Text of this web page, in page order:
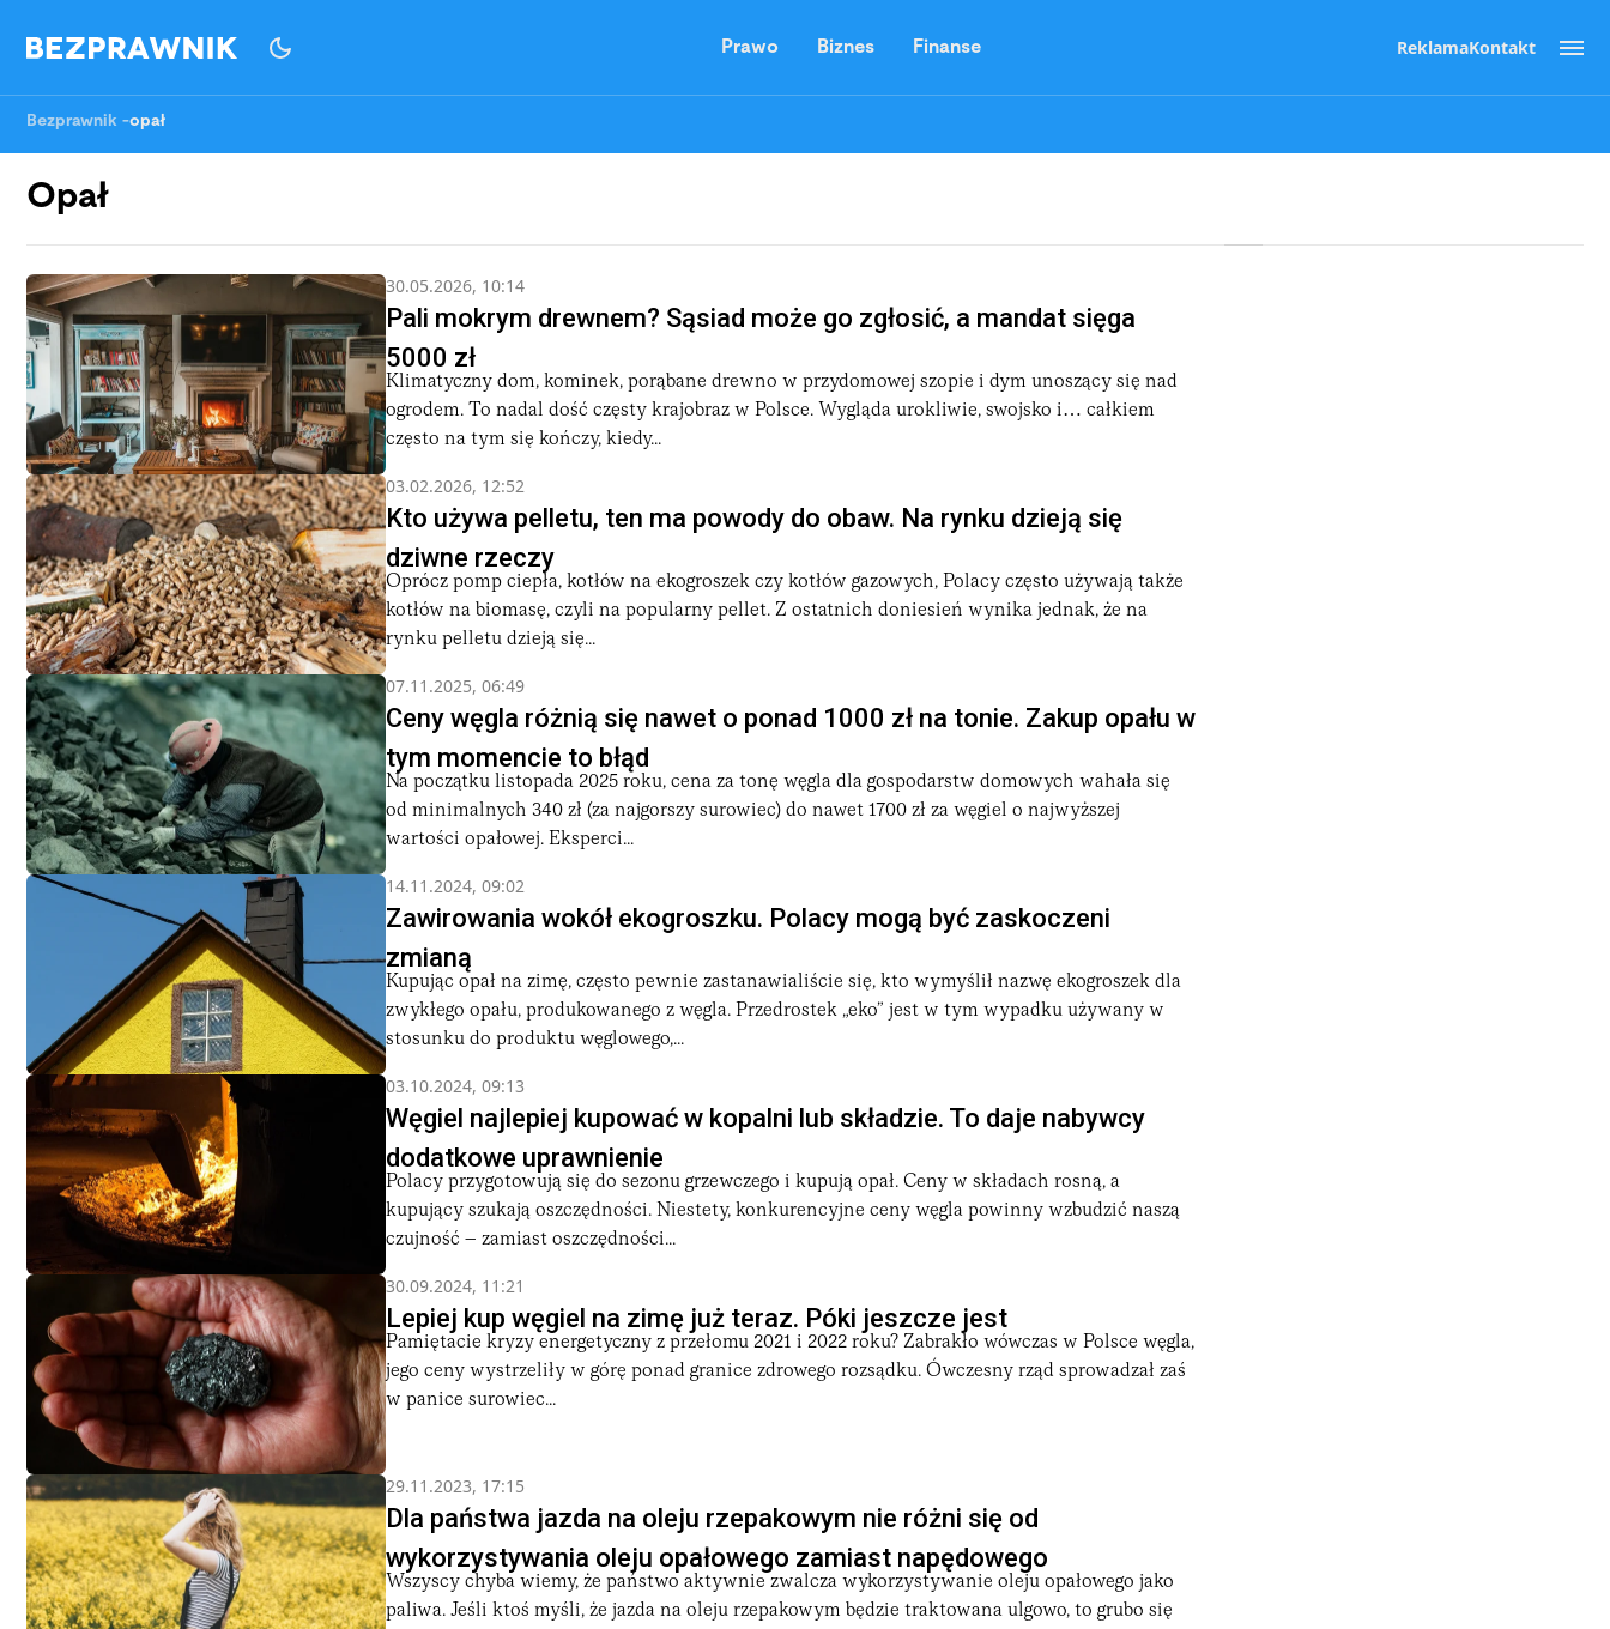
Prawo Biznes Finanse ReklamaKontakt
Bezprawnik -opał
Opał
30.05.2026, 10:14
Pali mokrym drewnem? Sąsiad może go zgłosić, a mandat sięga
5000 zł
Klimatyczny dom, kominek, porąbane drewno w przydomowej szopie i dym unoszący się nad
ogrodem. To nadal dość częsty krajobraz w Polsce. Wygląda urokliwie, swojsko i… całkiem
często na tym się kończy, kiedy...
03.02.2026, 12:52
Kto używa pelletu, ten ma powody do obaw. Na rynku dzieją się
dziwne rzeczy
Oprócz pomp ciepła, kotłów na ekogroszek czy kotłów gazowych, Polacy często używają także
kotłów na biomasę, czyli na popularny pellet. Z ostatnich doniesień wynika jednak, że na
rynku pelletu dzieją się...
07.11.2025, 06:49
Ceny węgla różnią się nawet o ponad 1000 zł na tonie. Zakup opału w
tym momencie to błąd
Na początku listopada 2025 roku, cena za tonę węgla dla gospodarstw domowych wahała się
od minimalnych 340 zł (za najgorszy surowiec) do nawet 1700 zł za węgiel o najwyższej
wartości opałowej. Eksperci...
14.11.2024, 09:02
Zawirowania wokół ekogroszku. Polacy mogą być zaskoczeni
zmianą
Kupując opał na zimę, często pewnie zastanawialiście się, kto wymyślił nazwę ekogroszek dla
zwykłego opału, produkowanego z węgla. Przedrostek „eko” jest w tym wypadku używany w
stosunku do produktu węglowego,...
03.10.2024, 09:13
Węgiel najlepiej kupować w kopalni lub składzie. To daje nabywcy
dodatkowe uprawnienie
Polacy przygotowują się do sezonu grzewczego i kupują opał. Ceny w składach rosną, a
kupujący szukają oszczędności. Niestety, konkurencyjne ceny węgla powinny wzbudzić naszą
czujność – zamiast oszczędności...
30.09.2024, 11:21
Lepiej kup węgiel na zimę już teraz. Póki jeszcze jest
Pamiętacie kryzy energetyczny z przełomu 2021 i 2022 roku? Zabrakło wówczas w Polsce węgla,
jego ceny wystrzeliły w górę ponad granice zdrowego rozsądku. Ówczesny rząd sprowadzał zaś
w panice surowiec...
29.11.2023, 17:15
Dla państwa jazda na oleju rzepakowym nie różni się od
wykorzystywania oleju opałowego zamiast napędowego
Wszyscy chyba wiemy, że państwo aktywnie zwalcza wykorzystywanie oleju opałowego jako
paliwa. Jeśli ktoś myśli, że jazda na oleju rzepakowym będzie traktowana ulgowo, to grubo się